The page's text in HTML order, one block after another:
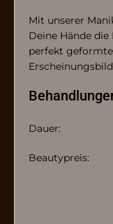
Mit unserer
Deine Hände die
perfekt
Dauer:
Beautypreis: